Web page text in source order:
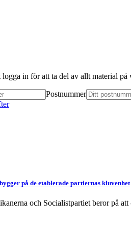
in för att ta del av allt material på
Postnummer
på de etablerade partiernas kluvenhet
och Socialistpartiet beror på att